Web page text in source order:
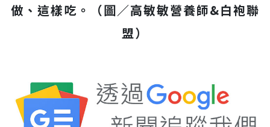
做、這樣吃。
（圖／高敏敏營養師&白袍聯
盟）